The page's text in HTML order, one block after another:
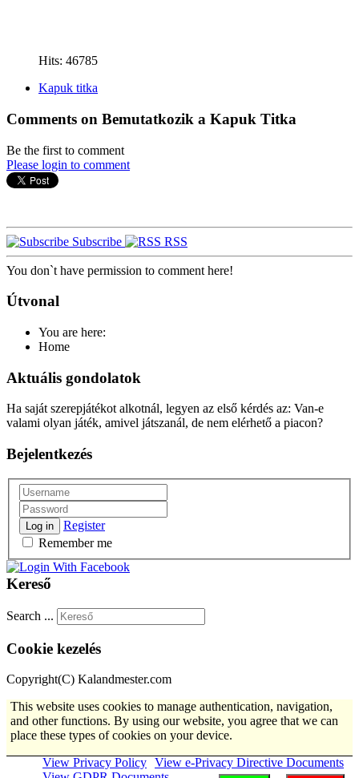
Hits: 46785
Kapuk titka
Comments on Bemutatkozik a Kapuk Titka
Be the first to comment
Please login to comment
Subscribe RSS
You don`t have permission to comment here!
Útvonal
You are here:
Home
Aktuális gondolatok
Ha saját szerepjátékot alkotnál, legyen az első kérdés az: Van-e
valami olyan játék, amivel játszanál, de nem elérhető a piacon?
Bejelentkezés
Log in
Register
Remember me
Kereső
Search ...
Cookie kezelés
Copyright(C) Kalandmester.com
This website uses cookies to manage authentication, navigation,
and other functions. By using our website, you agree that we can
place these types of cookies on your device.
View Privacy Policy View e-Privacy Directive Documents